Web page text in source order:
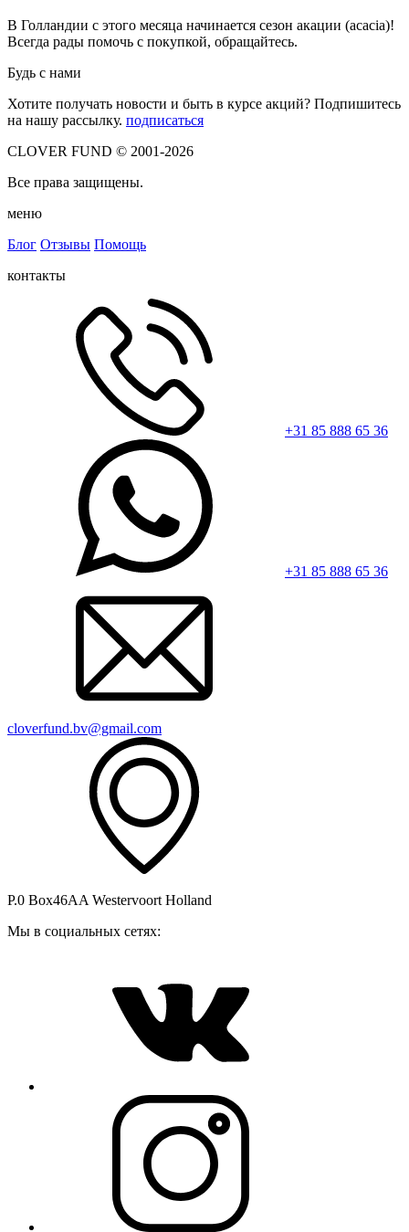
В Голландии с этого месяца начинается сезон акации (acacia)!
Всегда рады помочь с покупкой, обращайтесь.
Будь с нами
Хотите получать новости и быть в курсе акций? Подпишитесь
на нашу рассылку. подписаться
CLOVER FUND © 2001-2026
Все права защищены.
меню
Блог Отзывы Помощь
контакты
+31 85 888 65 36
+31 85 888 65 36
cloverfund.bv@gmail.com
P.0 Box46AA Westervoort Holland
Мы в социальных сетях: